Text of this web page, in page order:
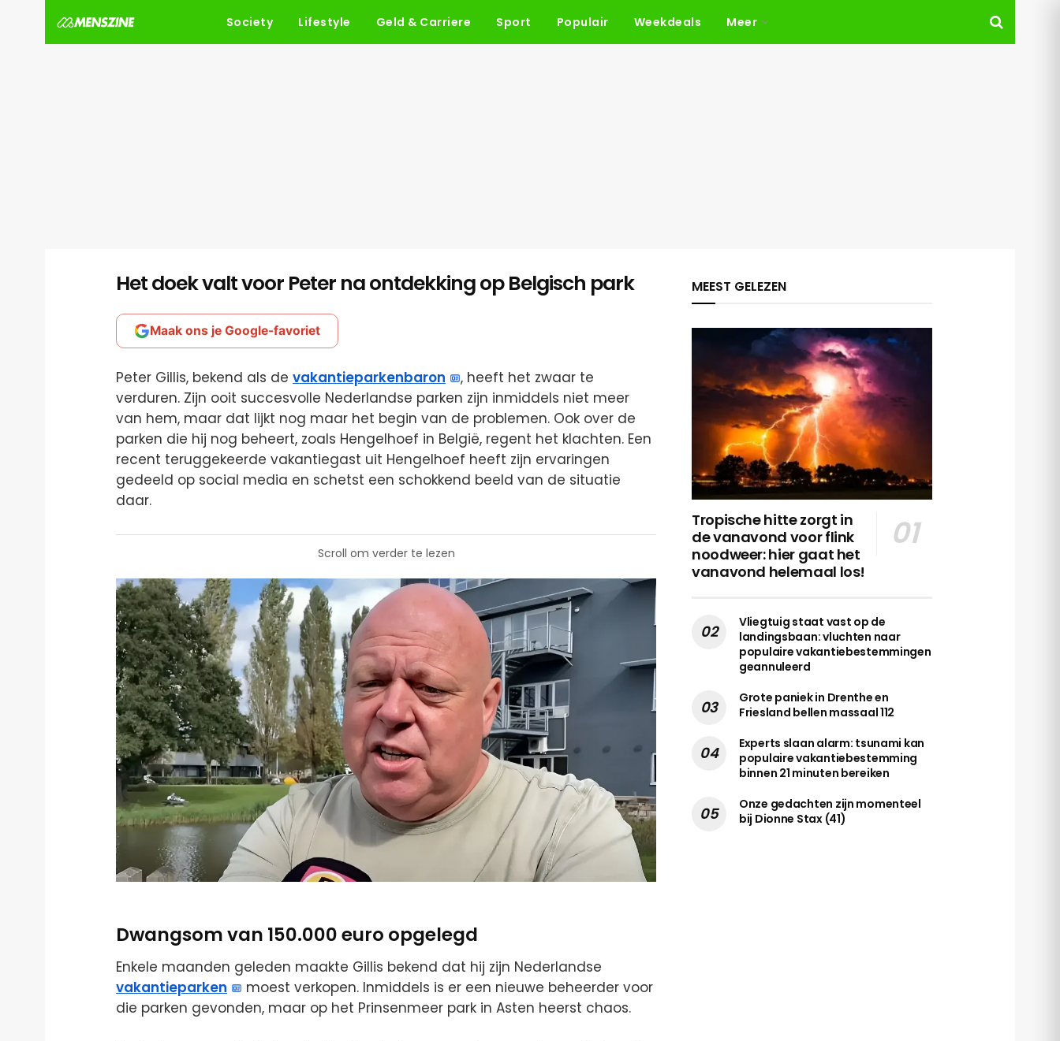
Society Lifestyle Geld & Carriere Sport Populair Weekdeals Meer
Het doek valt voor Peter na ontdekking op Belgisch park
Maak ons je Google-favoriet
Peter Gillis, bekend als de vakantieparkenbaron
, heeft het zwaar te
verduren. Zijn ooit succesvolle Nederlandse parken zijn inmiddels niet meer
van hem, maar dat lijkt nog maar het begin van de problemen. Ook over de
parken die hij nog beheert, zoals Hengelhoef in België, regent het klachten. Een
recent teruggekeerde vakantiegast uit Hengelhoef heeft zijn ervaringen
gedeeld op social media en schetst een schokkend beeld van de situatie
daar.
Scroll om verder te lezen
Dwangsom van 150.000 euro opgelegd
Enkele maanden geleden maakte Gillis bekend dat hij zijn Nederlandse
vakantieparken
moest verkopen. Inmiddels is er een nieuwe beheerder voor
die parken gevonden, maar op het Prinsenmeer park in Asten heerst chaos.
MEEST GELEZEN
Tropische hitte zorgt in
de vanavond voor flink
noodweer: hier gaat het
vanavond helemaal los!
Vliegtuig staat vast op de
landingsbaan: vluchten naar
populaire vakantiebestemmingen
geannuleerd
Grote paniek in Drenthe en
Friesland bellen massaal 112
Experts slaan alarm: tsunami kan
populaire vakantiebestemming
binnen 21 minuten bereiken
Onze gedachten zijn momenteel
bij Dionne Stax (41)